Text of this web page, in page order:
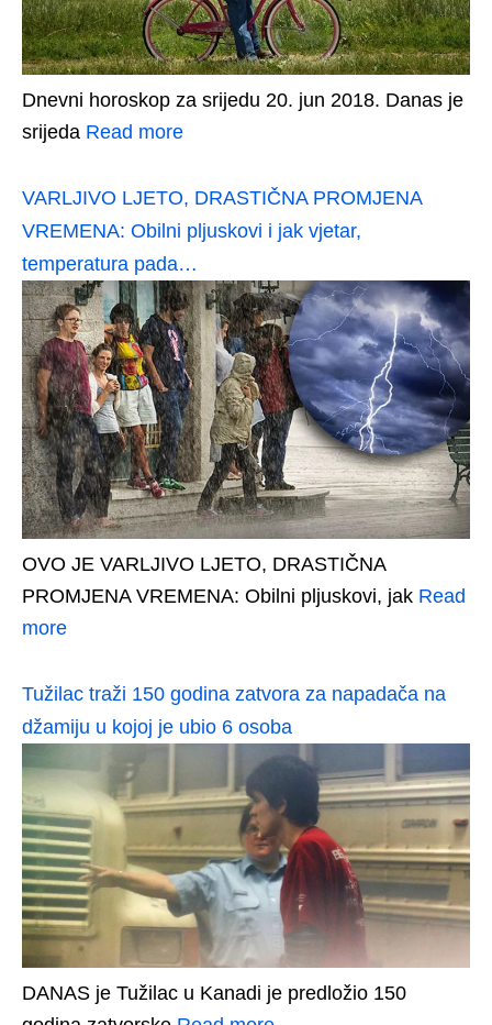
Dnevni horoskop za srijedu 20. jun 2018. Danas je
srijeda Read more
VARLJIVO LJETO, DRASTIČNA PROMJENA
VREMENA: Obilni pljuskovi i jak vjetar,
temperatura pada…
OVO JE VARLJIVO LJETO, DRASTIČNA
PROMJENA VREMENA: Obilni pljuskovi, jak Read
more
Tužilac traži 150 godina zatvora za napadača na
džamiju u kojoj je ubio 6 osoba
DANAS je Tužilac u Kanadi je predložio 150